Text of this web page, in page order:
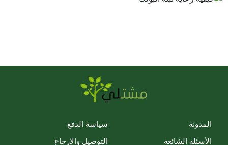
المدونة
الأسئلة الشائعة
سياسة الدفع
التوصيل والإرجاع